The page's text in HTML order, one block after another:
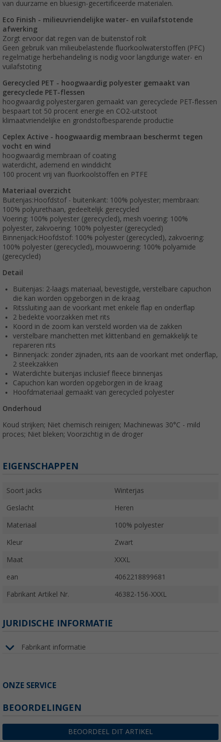
van duurzame en bluesign-gecertificeerde materialen.
Eco Finish - milieuvriendelijke water- en vuilafstotende
afwerking
Zorgt ervoor dat regen van de buitenstof rolt
Geen gebruik van milieubelastende fluorkoolwaterstoffen (PFC)
regelmatige herbehandeling is nodig voor langdurige water- en
vuilafstoting
Gerecycled PET - hoogwaardig polyester gemaakt van
gerecyclede PET-flessen
hoogwaardig polyestergaren gemaakt van gerecyclede PET-flessen
bespaart tot 50 procent energie en CO2-uitstoot
klimaatvriendelijke en grondstofbesparende productie
Ceplex Active - hoogwaardig membraan beschermt tegen
vocht en wind
hoogwaardig membraan of coating
waterdicht, ademend en winddicht
100 procent vrij van fluorkoolstoffen en PTFE
Materiaal overzicht
Buitenjas:Hoofdstof - buitenkant: 100% polyester; membraan:
100% polyurethaan, gedeeltelijk gerecycled
Voering: 100% polyester (gerecycled), mesh voering: 100%
polyester, zakvoering: 100% polyester (gerecycled)
Binnenjack:Hoofdstof: 100% polyester (gerecycled), zakvoering:
100% polyester (gerecycled), mouwvoering: 100% polyamide
(gerecycled)
Detail
Buitenjas: 2-laags materiaal, bevestigde, verstelbare capuchon
die kan worden opgeborgen in de kraag
Ritssluiting aan de voorkant met enkele flap en onderflap
2 bedekte voorzakken met rits
Koord in de zoom kan versteld worden via de zakken
verstelbare manchetten met klittenband en gemakkelijk te
repareren rits
Binnenjack: zonder zijnaden, rits aan de voorkant met onderflap,
2 steekzakken
Waterdichte buitenjas inclusief fleece binnenjas
Capuchon kan worden opgeborgen in de kraag
Hoofdmateriaal gemaakt van gerecycled polyester
Onderhoud
Koud strijken; Niet chemisch reinigen; Machinewas 30°C - mild
proces; Niet bleken; Voorzichtig in de droger
EIGENSCHAPPEN
Soort jacks Winterjas
Geslacht Heren
Materiaal 100% polyester
Kleur Zwart
Maat XXXL
ean 4062218899681
Fabrikant Artikel Nr. 46382-156-XXXL
JURIDISCHE INFORMATIE
Fabrikant informatie
ONZE SERVICE
BEOORDELINGEN
BEOORDEEL DIT ARTIKEL